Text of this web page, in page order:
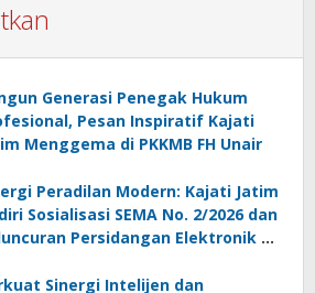
Generasi Penegak Hukum
Pesan Inspiratif Kajati
Menggema di PKKMB FH Unair
Peradilan Modern: Kajati Jatim
Sosialisasi SEMA No. 2/2026 dan
Persidangan Elektronik di
Sinergi Intelijen dan